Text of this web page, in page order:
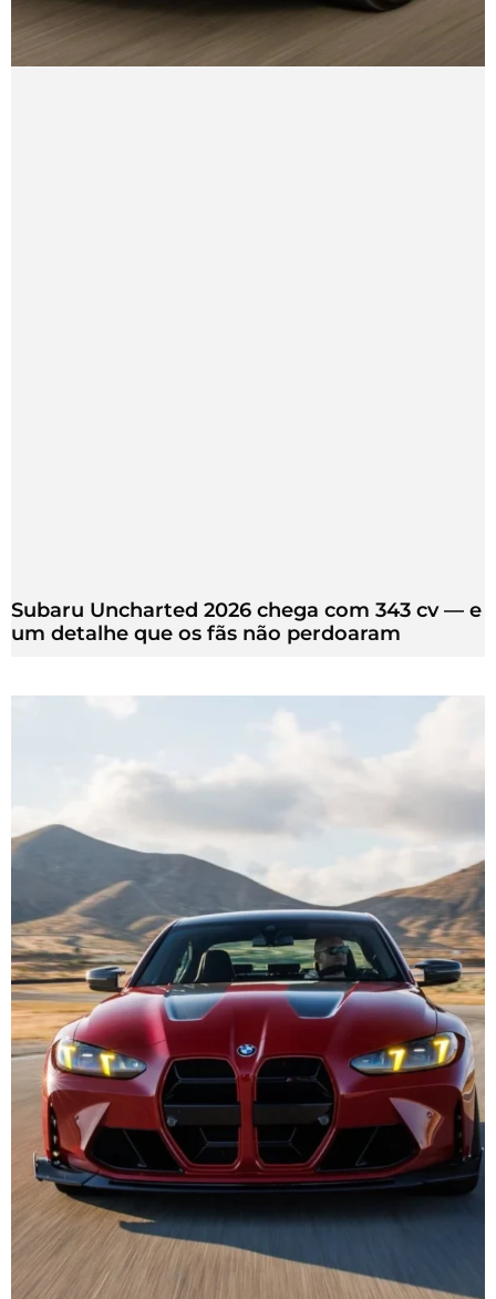
Subaru Uncharted 2026 chega com 343 cv — e
um detalhe que os fãs não perdoaram